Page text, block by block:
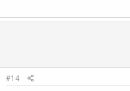
#14